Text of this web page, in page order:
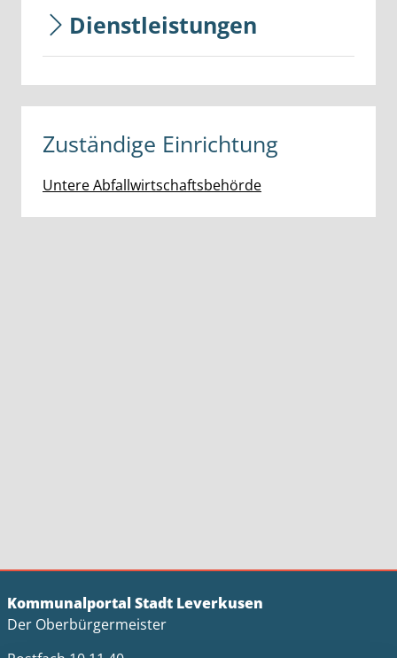
Dienstleistungen
Zuständige Einrichtung
Untere Abfallwirtschaftsbehörde
Kommunalportal Stadt Leverkusen
Der Oberbürgermeister